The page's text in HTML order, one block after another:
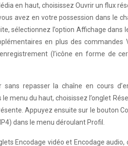
en haut, choisissez Ouvrir un flux
avez en votre possession dans le
sélectionnez l’option Affichage dans
en plus des commandes
(l’icône en forme de
repasser la chaîne en cours
du haut, choisissez l’onglet
Appuyez ensuite sur le bouton
dans le menu déroulant Profil.
Encodage vidéo et Encodage